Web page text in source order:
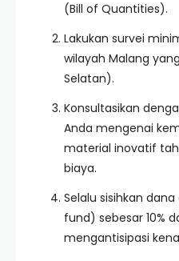
(Bill of Quantities).
Lakukan survei
wilayah Malang
Selatan).
Konsultasikan
Anda mengenai
material inovatif
biaya.
Selalu sisihkan
fund) sebesar 10%
mengantisipasi